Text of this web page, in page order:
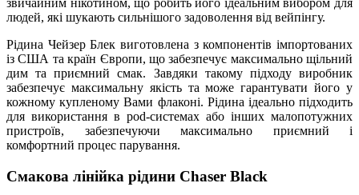
звичайним нікотином, що робить його ідеальним вибором для
людей, які шукають сильнішого задоволення від вейпінгу.
Рідина Чейзер Блек виготовлена з компонентів імпортованих
із США та країн Європи, що забезпечує максимально щільний
дим та приємний смак. Завдяки такому підходу виробник
забезпечує максимальну якість та може гарантувати його у
кожному купленому Вами флаконі. Рідина ідеально підходить
для використання в pod-системах або інших малопотужних
пристроїв, забезпечуючи максимально приємний і
комфортний процес парування.
Смакова лінійка рідини Chaser Black